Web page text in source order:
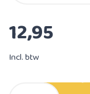
12,95
Incl. btw